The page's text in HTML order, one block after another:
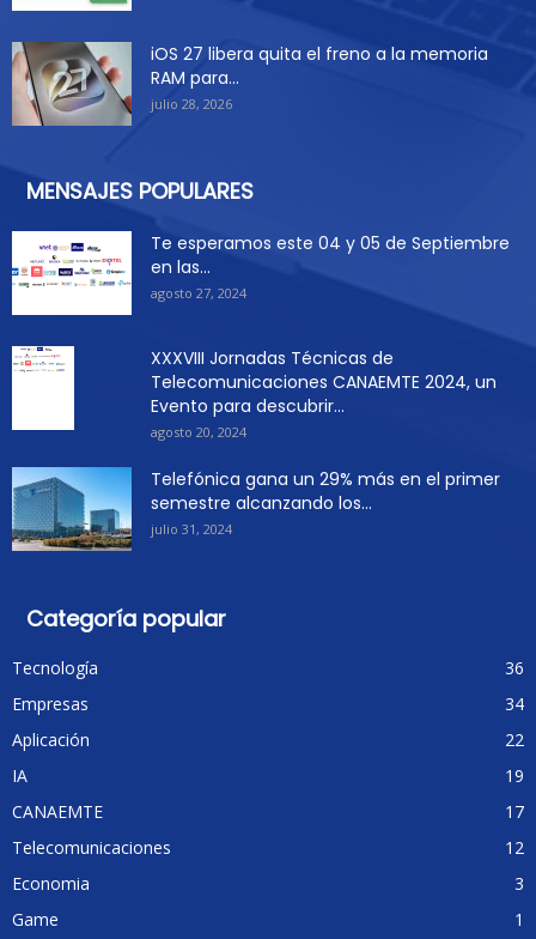
iOS 27 libera quita el freno a la memoria
RAM para...
julio 28, 2026
MENSAJES POPULARES
Te esperamos este 04 y 05 de Septiembre
en las...
agosto 27, 2024
XXXVIII Jornadas Técnicas de
Telecomunicaciones CANAEMTE 2024, un
Evento para descubrir...
agosto 20, 2024
Telefónica gana un 29% más en el primer
semestre alcanzando los...
julio 31, 2024
Categoría popular
Tecnología
36
Empresas
34
Aplicación
22
IA
19
CANAEMTE
17
Telecomunicaciones
12
Economia
3
Game
1